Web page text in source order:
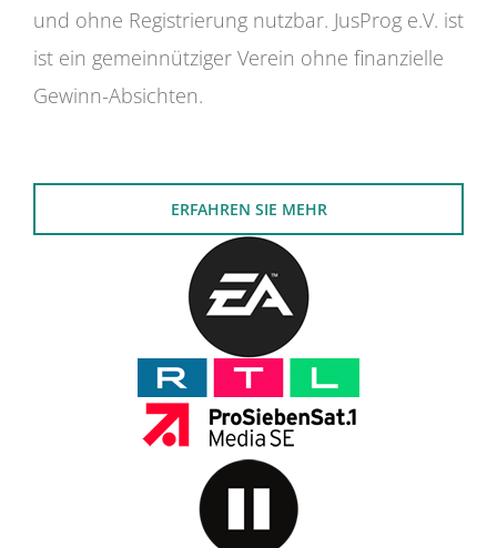
und ohne Registrierung nutzbar. JusProg e.V. ist
ist ein gemeinnütziger Verein ohne finanzielle
Gewinn-Absichten.
ERFAHREN SIE MEHR